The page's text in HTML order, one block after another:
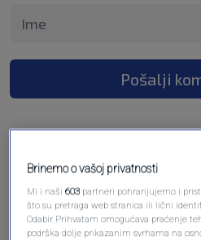
Pošalji
Brinemo o vašoj privatnosti
Mi i naši603 partneri pohranjujemo i
što su pretraga web stranica ili lični
Odabir Prihvatam omogućava praćenje
podrška dolje prikazanim svrhama na